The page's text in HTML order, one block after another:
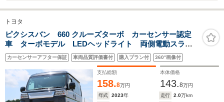
トヨタ
ピクシスバン 660 クルーズターボ カーセンサー認定
車 ターボモデル LEDヘッドライト 両側電動スライ
ドドア 純正ナビ Bluetooth Bカメラ ETC2.0
カーセンサーアフター保証 車両品質評価書付 購入プラン付 360°画像付
支払総額
158.8万円
本体価格
143.8万円
年式
2023年 走行 2.0万km